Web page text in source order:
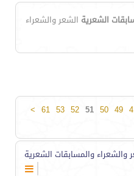
الشعرية الشعر والشعراء
49
50
51
52
53
61
>
والشعراء والمسابقات الشعرية